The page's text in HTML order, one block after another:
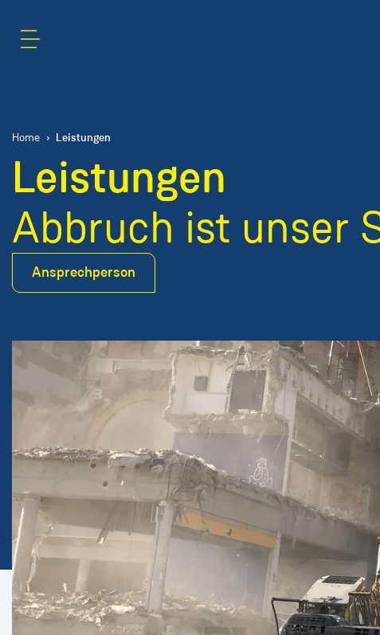
Home Leistungen
Leistungen
Abbruch ist unser
Ansprechperson